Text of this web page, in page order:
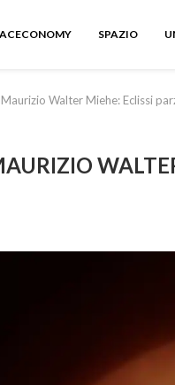
SPAZIO
Walter Miehe: Eclissi